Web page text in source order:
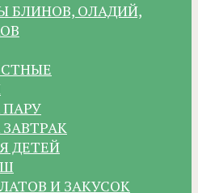
БЛИНОВ, ОЛАДИЙ,
ДЕТЕЙ
И ЗАКУСОК